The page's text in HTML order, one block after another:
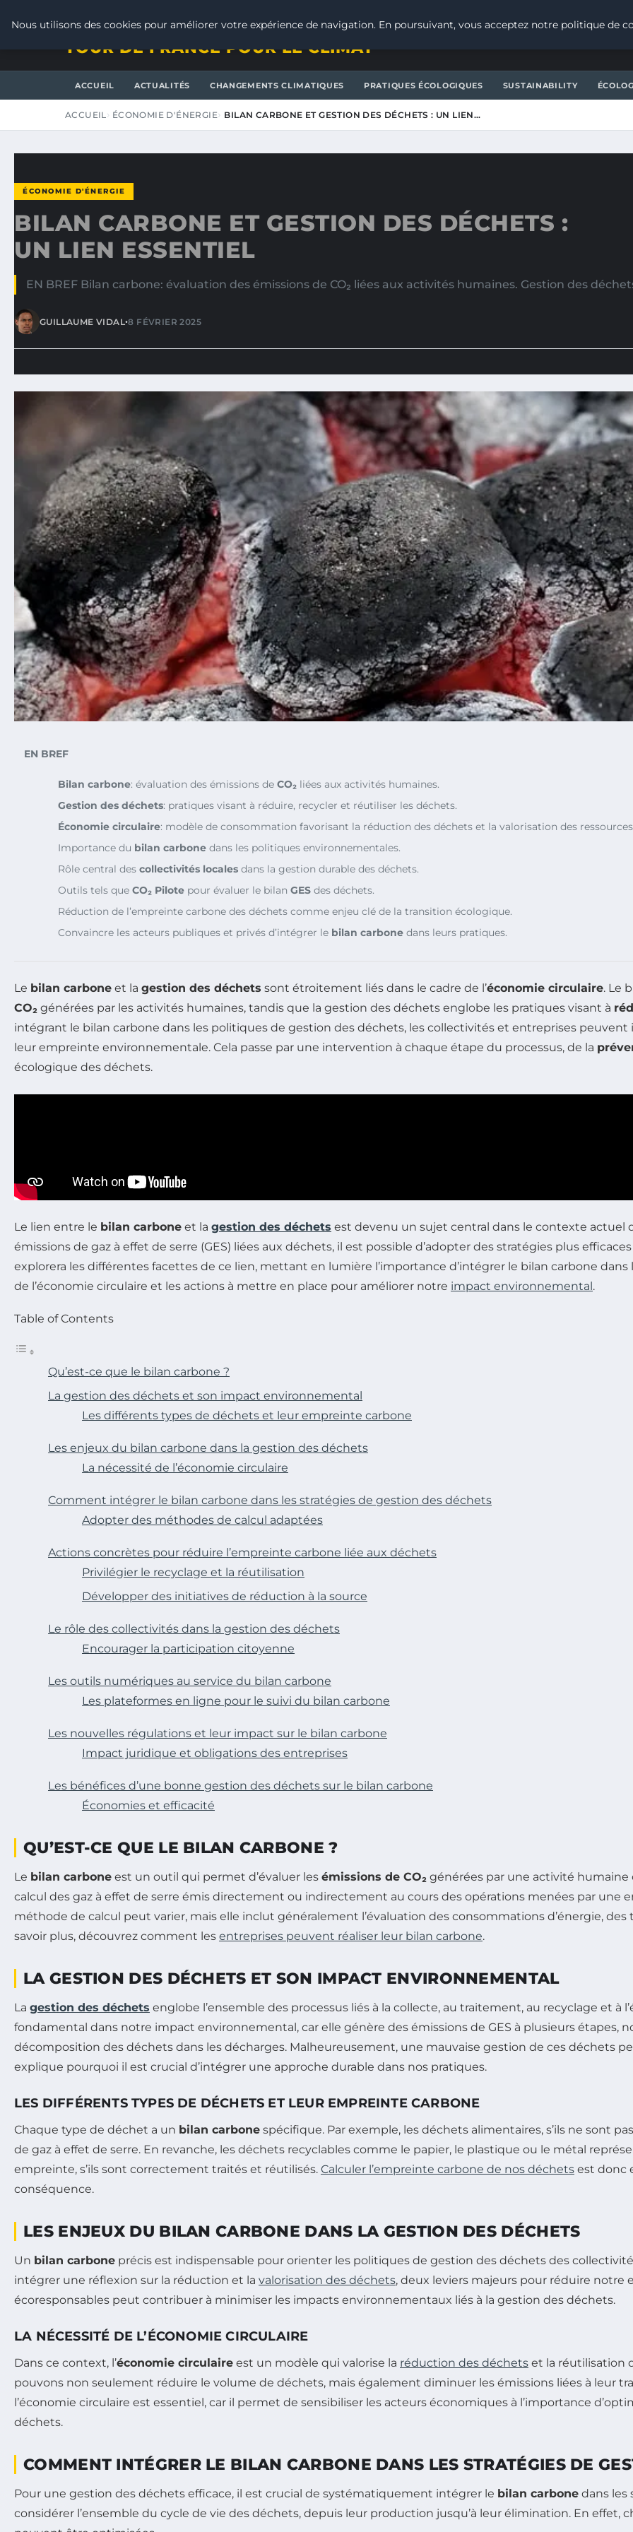
TOUR DE FRANCE POUR LE CLIMAT
ACCUEIL ACTUALITÉS CHANGEMENTS CLIMATIQUES PRATIQUES ÉCOLOGIQUES SUSTAINABILITY
ACCUEIL ÉCONOMIE D'ÉNERGIE BILAN CARBONE ET GESTION DES DÉCHETS : UN LIEN…
ÉCONOMIE D'ÉNERGIE
BILAN CARBONE ET GESTION DES DÉCHETS :
UN LIEN ESSENTIEL
EN BREF Bilan carbone: évaluation des émissions de CO₂ liées aux activités humaines. Gestion des
GUILLAUME VIDAL•8 FÉVRIER 2025
EN BREF
Bilan carbone: évaluation des émissions de CO₂ liées aux activités humaines.
Gestion des déchets: pratiques visant à réduire, recycler et réutiliser les déchets.
Économie circulaire: modèle de consommation favorisant la réduction des déchets et la valorisation des
Importance du bilan carbone dans les politiques environnementales.
Rôle central des collectivités locales dans la gestion durable des déchets.
Outils tels que CO₂ Pilote pour évaluer le bilan GES des déchets.
Réduction de l’empreinte carbone des déchets comme enjeu clé de la transition écologique.
Convaincre les acteurs publiques et privés d’intégrer le bilan carbone dans leurs pratiques.
Le bilan carbone et la gestion des déchets sont étroitement liés dans le cadre de l’économie circulaire. Le
CO₂ générées par les activités humaines, tandis que la gestion des déchets englobe les pratiques visant à
intégrant le bilan carbone dans les politiques de gestion des déchets, les collectivités et entreprises peuvent
leur empreinte environnementale. Cela passe par une intervention à chaque étape du processus, de la
écologique des déchets.
Le lien entre le bilan carbone et la gestion des déchets est devenu un sujet central dans le contexte actuel
émissions de gaz à effet de serre (GES) liées aux déchets, il est possible d’adopter des stratégies plus
explorera les différentes facettes de ce lien, mettant en lumière l’importance d’intégrer le bilan carbone
de l’économie circulaire et les actions à mettre en place pour améliorer notre impact environnemental .
Table of Contents
Qu’est-ce que le bilan carbone ?
La gestion des déchets et son impact environnemental
Les différents types de déchets et leur empreinte carbone
Les enjeux du bilan carbone dans la gestion des déchets
La nécessité de l’économie circulaire
Comment intégrer le bilan carbone dans les stratégies de gestion des déchets
Adopter des méthodes de calcul adaptées
Actions concrètes pour réduire l’empreinte carbone liée aux déchets
Privilégier le recyclage et la réutilisation
Développer des initiatives de réduction à la source
Le rôle des collectivités dans la gestion des déchets
Encourager la participation citoyenne
Les outils numériques au service du bilan carbone
Les plateformes en ligne pour le suivi du bilan carbone
Les nouvelles régulations et leur impact sur le bilan carbone
Impact juridique et obligations des entreprises
Les bénéfices d’une bonne gestion des déchets sur le bilan carbone
Économies et efficacité
QU’EST-CE QUE LE BILAN CARBONE ?
Le bilan carbone est un outil qui permet d’évaluer les émissions de CO₂ générées par une activité humaine
calcul des gaz à effet de serre émis directement ou indirectement au cours des opérations menées par une
méthode de calcul peut varier, mais elle inclut généralement l’évaluation des consommations d’énergie,
savoir plus, découvrez comment les entreprises peuvent réaliser leur bilan carbone.
LA GESTION DES DÉCHETS ET SON IMPACT ENVIRONNEMENTAL
La gestion des déchets englobe l’ensemble des processus liés à la collecte, au traitement, au recyclage et à
fondamental dans notre impact environnemental, car elle génère des émissions de GES à plusieurs
décomposition des déchets dans les décharges. Malheureusement, une mauvaise gestion de ces déchets
explique pourquoi il est crucial d’intégrer une approche durable dans nos pratiques.
LES DIFFÉRENTS TYPES DE DÉCHETS ET LEUR EMPREINTE CARBONE
Chaque type de déchet a un bilan carbone spécifique. Par exemple, les déchets alimentaires, s’ils ne sont
de gaz à effet de serre. En revanche, les déchets recyclables comme le papier, le plastique ou le métal
empreinte, s’ils sont correctement traités et réutilisés. Calculer l’empreinte carbone de nos déchets est donc
conséquence.
LES ENJEUX DU BILAN CARBONE DANS LA GESTION DES DÉCHETS
Un bilan carbone précis est indispensable pour orienter les politiques de gestion des déchets des
intégrer une réflexion sur la réduction et la valorisation des déchets, deux leviers majeurs pour réduire
écoresponsables peut contribuer à minimiser les impacts environnementaux liés à la gestion des déchets.
LA NÉCESSITÉ DE L’ÉCONOMIE CIRCULAIRE
Dans ce context, l’économie circulaire est un modèle qui valorise la réduction des déchets et la réutilisation
pouvons non seulement réduire le volume de déchets, mais également diminuer les émissions liées à leur
l’économie circulaire est essentiel, car il permet de sensibiliser les acteurs économiques à l’importance
déchets.
COMMENT INTÉGRER LE BILAN CARBONE DANS LES STRATÉGIES DE
Pour une gestion des déchets efficace, il est crucial de systématiquement intégrer le bilan carbone dans les
considérer l’ensemble du cycle de vie des déchets, depuis leur production jusqu’à leur élimination. En effet,
Nous utilisons des cookies pour améliorer votre expérience de navigation. En poursuivant, vous acceptez notre politique de